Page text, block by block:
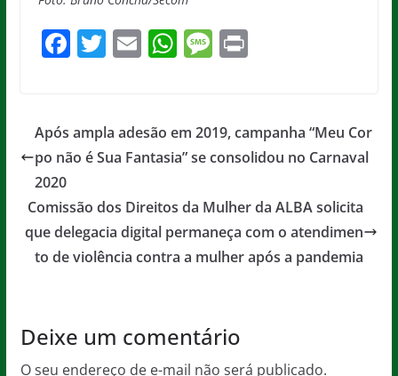
F
e
b
o
k
T
er
E
l
W
s
A
p
M
a
g
Pr
Após ampla adesão em 2019, campanha “Meu Cor
po não é Sua Fantasia” se consolidou no Carnaval
2020
Comissão dos Direitos da Mulher da ALBA solicita
que delegacia digital permaneça com o atendimen
to de violência contra a mulher após a pandemia
Deixe um comentário
O seu endereço de e-mail não será publicado.